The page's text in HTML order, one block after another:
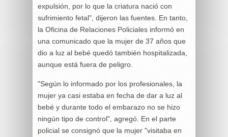
expulsión, por lo que la criatura nació con
sufrimiento fetal", dijeron las fuentes. En tanto,
la Oficina de Relaciones Policiales informó en
una comunicado que la mujer de 37 años que
dio a luz al bebé quedó también hospitalizada,
aunque está fuera de peligro.
"Según lo informado por los profesionales, la
mujer ya casi estaba en fecha de dar a luz al
bebé y durante todo el embarazo no se hizo
ningún tipo de control", agregó. En el parte
policial se consignó que la mujer "visitaba en